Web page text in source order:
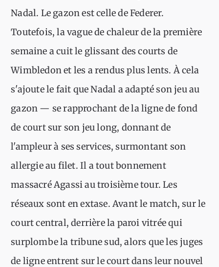
Nadal. Le gazon est celle de Federer.
Toutefois, la vague de chaleur de la première
semaine a cuit le glissant des courts de
Wimbledon et les a rendus plus lents. À cela
s'ajoute le fait que Nadal a adapté son jeu au
gazon — se rapprochant de la ligne de fond
de court sur son jeu long, donnant de
l'ampleur à ses services, surmontant son
allergie au filet. Il a tout bonnement
massacré Agassi au troisième tour. Les
réseaux sont en extase. Avant le match, sur le
court central, derrière la paroi vitrée qui
surplombe la tribune sud, alors que les juges
de ligne entrent sur le court dans leur nouvel